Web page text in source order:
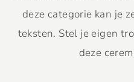
deze categorie kan je
teksten. Stel je eigen
deze